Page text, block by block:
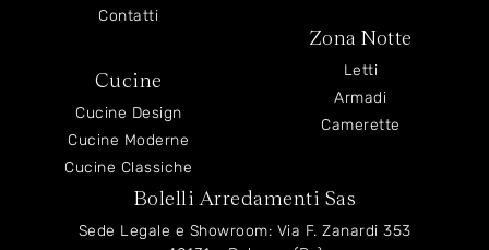
Contatti
Cucine
Cucine Design
Cucine Moderne
Cucine Classiche
Zona Notte
Letti
Armadi
Camerette
Bolelli Arredamenti Sas
Sede Legale e Showroom: Via F. Zanardi 353